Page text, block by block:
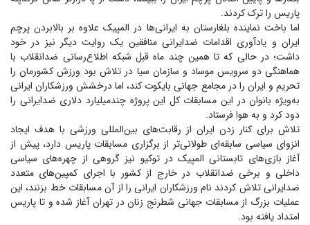
پاریس را ترک کردند.
اما باخت نماینده بلغارستان به ایرانی‌ها در المپیک علاوه بر بالابردن پرچم
ایران و یادآوری اقدامات ضدایرانی منافقین یک روایت دیگر نیز در خود
داشت؛ در حالی که تا همین چند ماه قبل شبکه اطلاع‌رسانی ضدانقلاب با
هماهنگی دو سرویس موساد و سازمان سیا در تلاش بود ورزش کشورمان را
تحریم و ایران را در مجامع جهانی بایکوت کند، اما درخشش ورزشکاران ایرانی
به‌ویژه بانوان در این مسابقات کل این پروژه چندمیلیارد دلاری ضدایرانی را
دود کرد و به هوا فرستاد.
تلاش برای کنار زدن ایران از رقابت‌های بین‌المللی ورزشی با هدف ایجاد
انزوای سیاسی سابقه‌ای طولانی‌تر از برگزاری مسابقات پاریس دارد، پیش از
آغاز بازی‌های تابستانی المپیک در توکیو نیز گروهی از چهره‌های سیاسی
داخلی و برخی ضدانقلاب در خارج از کشور با اجرای کمپین‌های متعدد
ضدایرانی تلاش کردند نام ورزشکاران ایرانی را از آن مسابقات خط بزنند، این
عملیات بزرگ از مسابقات جهانی شطرنج زنان در تهران آغاز شده و تا پاریس
امتداد یافته بود.